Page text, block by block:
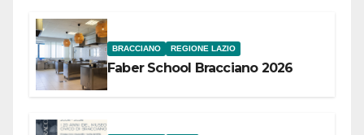
BRACCIANO REGIONE LAZIO
Faber School Bracciano 2026